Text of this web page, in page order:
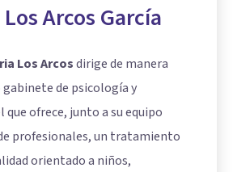
Arcos García
Los Arcosdirige de manera
de psicología y
que ofrece, junto a su equipo
profesionales, un tratamiento
orientado a niños,